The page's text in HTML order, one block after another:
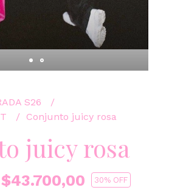
S26
Conjunto juicy rosa
juicy rosa
30% OFF